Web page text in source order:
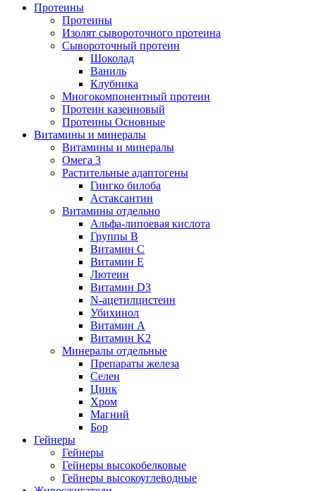
Протеины
Протеины
Изолят сывороточного протеина
Сывороточный протеин
Шоколад
Ваниль
Клубника
Многокомпонентный протеин
Протеин казеиновый
Протеины Основные
Витамины и минералы
Витамины и минералы
Омега 3
Растительные адаптогены
Гингко билоба
Астаксантин
Витамины отдельно
Альфа-липоевая кислота
Группы B
Витамин С
Витамин Е
Лютеин
Витамин D3
N-ацетилцистеин
Убихинол
Витамин А
Витамин K2
Минералы отдельные
Препараты железа
Селен
Цинк
Хром
Магний
Бор
Гейнеры
Гейнеры
Гейнеры высокобелковые
Гейнеры высокоуглеводные